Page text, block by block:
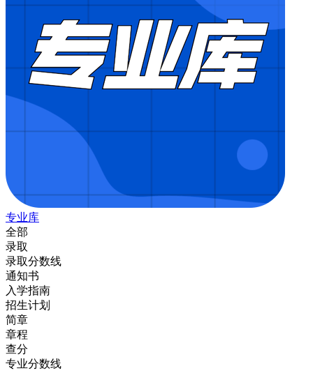
专业库
全部
录取
录取分数线
通知书
入学指南
招生计划
简章
章程
查分
专业分数线